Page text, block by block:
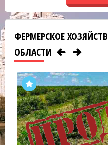
ФЕРМЕРСКОЕ
ОБЛАСТИ